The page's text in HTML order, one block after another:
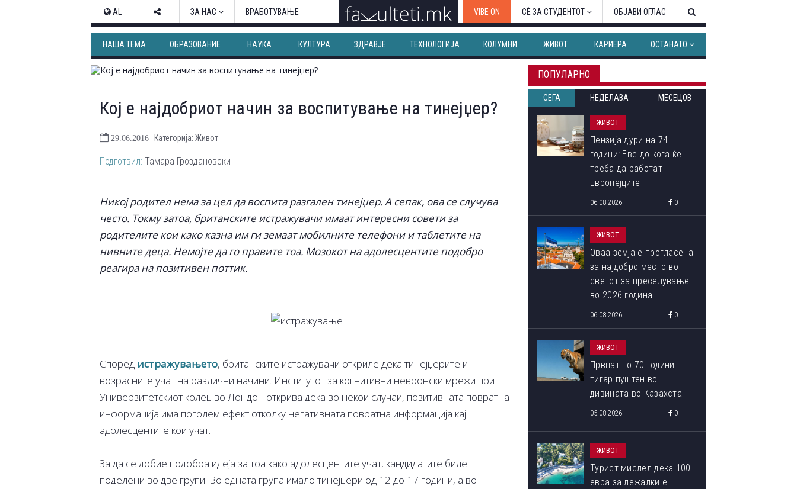
AL ЗА НАС ВРАБОТУВАЊЕ VIBE ON СЀ ЗА СТУДЕНТОТ ОБЈАВИ ОГЛАС
НАША ТЕМА ОБРАЗОВАНИЕ НАУКА КУЛТУРА ЗДРАВЈЕ ТЕХНОЛОГИЈА КОЛУМНИ ЖИВОТ КАРИЕРА ОСТАНАТО
Кој е најдобриот начин за воспитување на тинејџер?
29.06.2016 Категорија: Живот
Подготвил: Тамара Гроздановски
Никој родител нема за цел да воспита разгален тинејџер. А сепак, ова се случува
често. Токму затоа, британските истражувачи имаат интересни совети за
родителите кои како казна им ги земаат мобилните телефони и таблетите на
нивните деца. Немојте да го правите тоа. Мозокот на адолесцентите подобро
реагира на позитивен поттик.
Според истражувањето, британските истражувачи откриле дека тинејџерите и
возрасните учат на различни начини. Институтот за когнитивни невронски мрежи при
Универзитетскиот колеџ во Лондон открива дека во некои случаи, позитивната повратна
информација има поголем ефект отколку негативната повратна информација кај
адолесцентите кои учат.
За да се добие подобра идеја за тоа како адолесцентите учат, кандидатите биле
поделени во две групи. Во едната група имало тинејџери од 12 до 17 години, а во
ПОПУЛАРНО
СЕГА НЕДЕЛАВА МЕСЕЦОВ
ЖИВОТ
Пензија дури на 74
години: Еве до кога ќе
треба да работат
Европејците
06.08.2026 0
ЖИВОТ
Оваа земја е прогласена
за најдобро место во
светот за преселување
во 2026 година
06.08.2026 0
ЖИВОТ
Првпат по 70 години
тигар пуштен во
дивината во Казахстан
05.08.2026 0
ЖИВОТ
Турист мислел дека 100
евра за лежалки е